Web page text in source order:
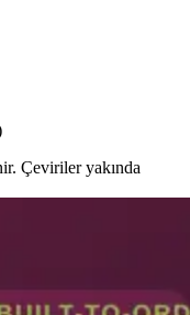
Çeviriler yakında